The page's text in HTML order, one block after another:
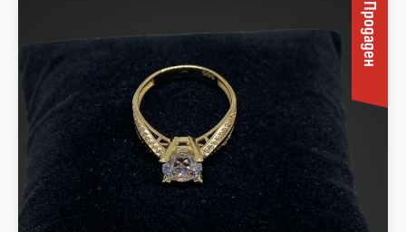
Продаден